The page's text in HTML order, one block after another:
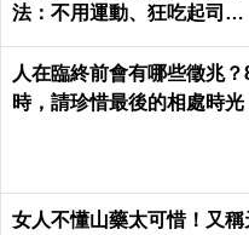
法：不用運動、狂吃起司也
人在臨終前會有哪些徵兆
時，請珍惜最後的相處時光
女人不懂山藥太可惜！又稱